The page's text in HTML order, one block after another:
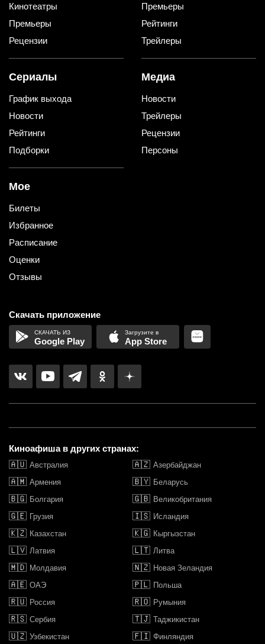
Кинотеатры
Премьеры
Рецензии
Премьеры
Рейтинги
Трейлеры
Сериалы
График выхода
Новости
Рейтинги
Подборки
Медиа
Новости
Трейлеры
Рецензии
Персоны
Мое
Билеты
Избранное
Расписание
Оценки
Отзывы
Скачать приложение
Google Play App Store
Киноафиша в других странах:
🇦🇺 Австралия 🇦🇿 Азербайджан
🇦🇲 Армения 🇧🇾 Беларусь
🇧🇬 Болгария 🇬🇧 Великобритания
🇬🇪 Грузия 🇮🇸 Исландия
🇰🇿 Казахстан 🇰🇬 Кыргызстан
🇱🇻 Латвия 🇱🇹 Литва
🇲🇩 Молдавия 🇳🇿 Новая Зеландия
🇦🇪 ОАЭ 🇵🇱 Польша
🇷🇺 Россия 🇷🇴 Румыния
🇷🇸 Сербия 🇹🇯 Таджикистан
🇺🇿 Узбекистан 🇫🇮 Финляндия